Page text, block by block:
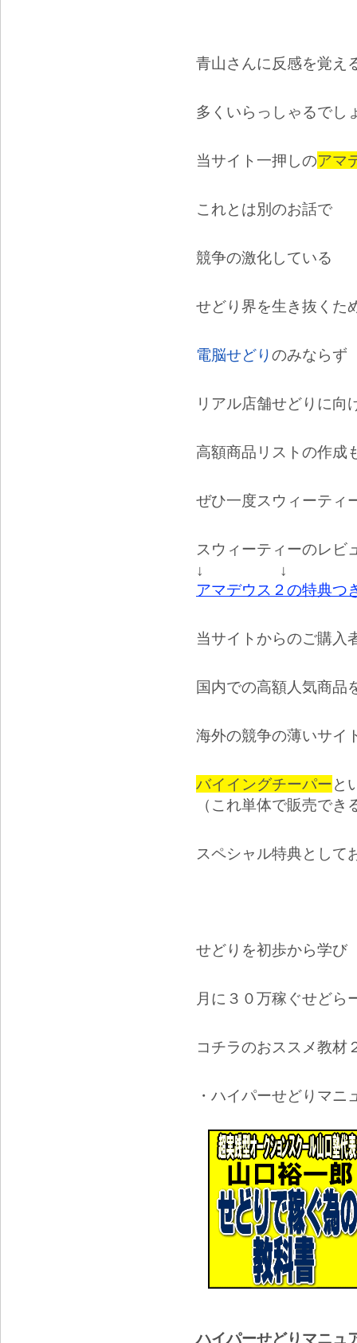
青山さんに反感を覚え
多くいらっしゃるでし
当サイト一押しのアマ
これとは別のお話で
競争の激化している
せどり界を生き抜くた
電脳せどりのみならず
リアル店舗せどりに向
高額商品リストの作成
ぜひ一度スウィーティ
スウィーティーのレビ
↓ ↓
アマデウス２の特典つ
当サイトからのご購入
国内での高額人気商品
海外の競争の薄いサイ
バイイングチーパーと
（これ単体で販売で
スペシャル特典として
せどりを初歩から学び
月に３０万稼ぐせどら
コチラのおススメ教材
・ハイパーせどりマニ
ハイパーせどりマニュ